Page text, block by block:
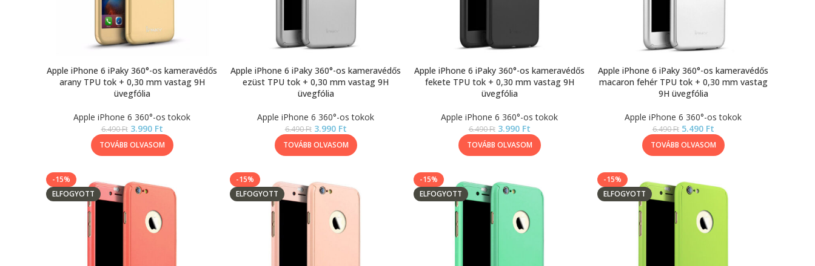
Apple iPhone 6 iPaky 360°-os kameravédős
arany TPU tok + 0,30 mm vastag 9H
üvegfólia
Apple iPhone 6 360°-os tokok
6.490Ft 3.990 Ft
TOVÁBB OLVASOM
Apple iPhone 6 iPaky 360°-os kameravédős
ezüst TPU tok + 0,30 mm vastag 9H
üvegfólia
Apple iPhone 6 360°-os tokok
6.490Ft 3.990 Ft
TOVÁBB OLVASOM
Apple iPhone 6 iPaky 360°-os kameravédős
fekete TPU tok + 0,30 mm vastag 9H
üvegfólia
Apple iPhone 6 360°-os tokok
6.490Ft 3.990 Ft
TOVÁBB OLVASOM
Apple iPhone 6 iPaky 360°-os kameravédős
macaron fehér TPU tok + 0,30 mm vastag
9H üvegfólia
Apple iPhone 6 360°-os tokok
6.490Ft 5.490 Ft
TOVÁBB OLVASOM
-15%
ELFOGYOTT
-15%
ELFOGYOTT
-15%
ELFOGYOTT
-15%
ELFOGYOTT